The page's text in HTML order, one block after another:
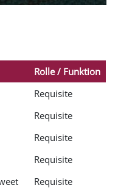
Rolle / Funktion
Requisite
Requisite
Requisite
Requisite
Requisite